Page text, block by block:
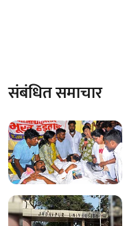
संबंधित समाचार